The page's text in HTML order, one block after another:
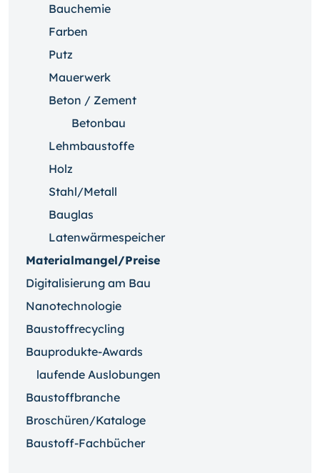
Bauchemie
Farben
Putz
Mauerwerk
Beton / Zement
Betonbau
Lehmbaustoffe
Holz
Stahl/Metall
Bauglas
Latenwärmespeicher
Materialmangel/Preise
Digitalisierung am Bau
Nanotechnologie
Baustoffrecycling
Bauprodukte-Awards
laufende Auslobungen
Baustoffbranche
Broschüren/Kataloge
Baustoff-Fachbücher